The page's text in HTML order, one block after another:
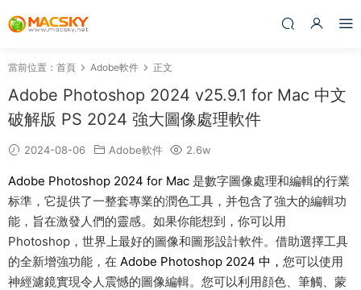
當前位置： 首頁 Adobe軟件 正文
Adobe Photoshop 2024 v25.9.1 for Mac 中文
破解版 PS 2024 強大圖像處理軟件
2024-08-06 Adobe軟件 2.6w
Adobe Photoshop 2024 for Mac 是數字圖像處理和編輯的行業
标準，它提供了一整套專業的潤色工具，并包含了強大的編輯功
能，旨在激發人們的靈感。如果你能想到，你可以用
Photoshop，世界上最好的圖像和圖形設計軟件。借助選擇工具
的全新增強功能，在 Adobe Photoshop 2024 中， 您可以使用
神經濾鏡實現令人震憾的圖像編輯。您可以利用顔色、筆觸、蒙